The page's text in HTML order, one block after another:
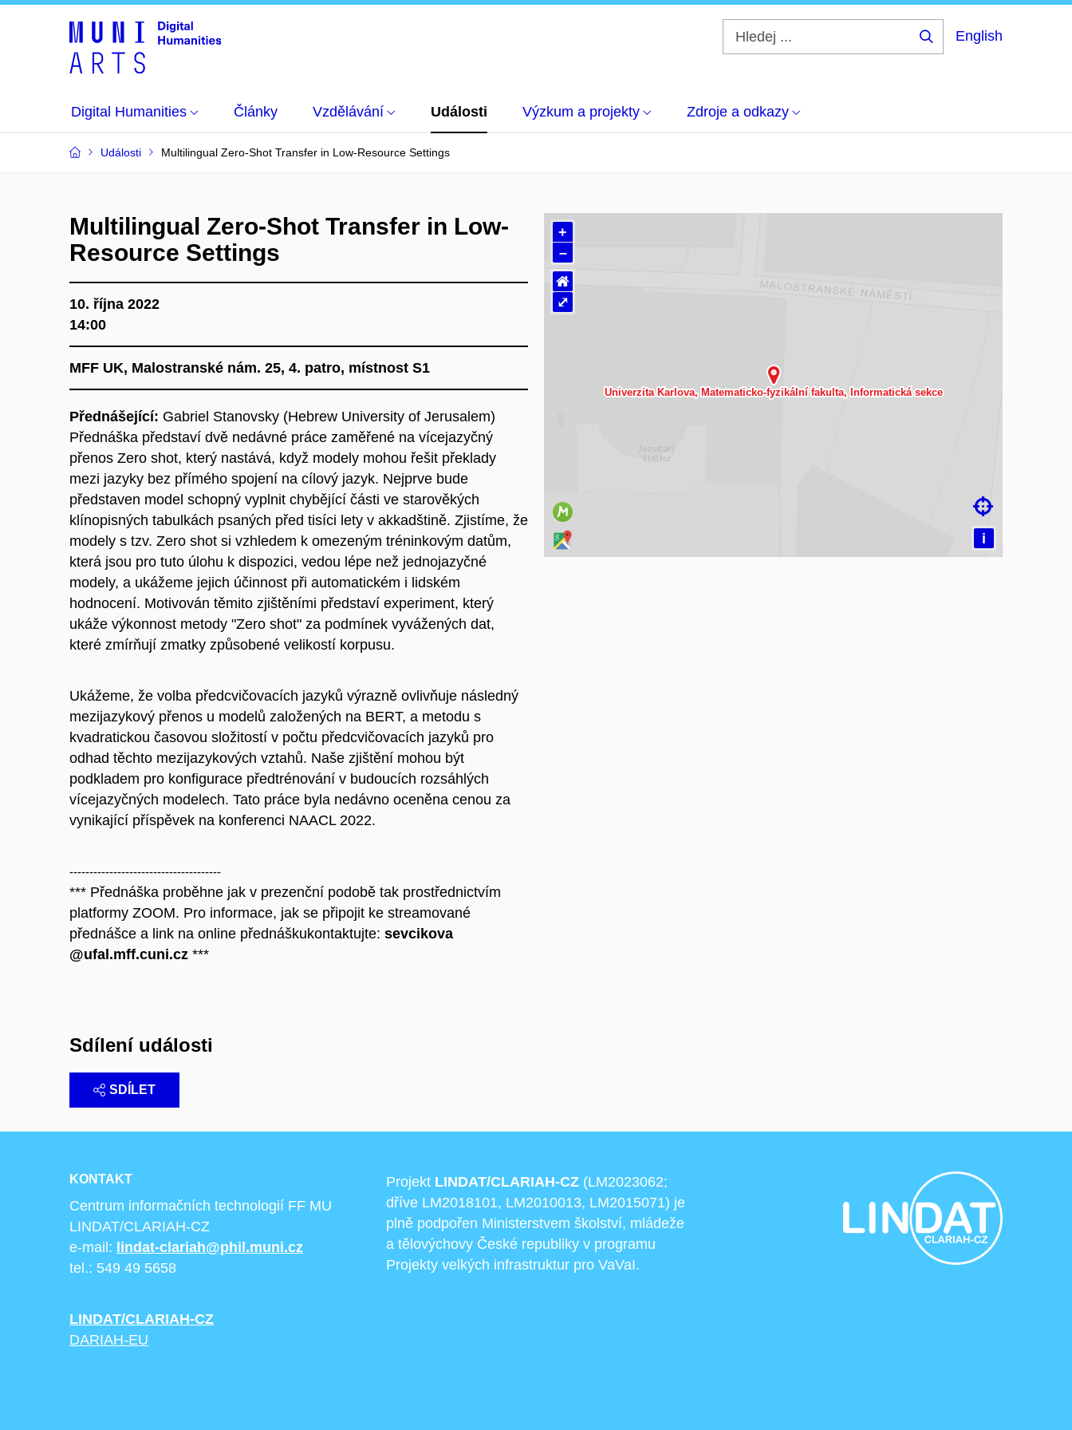
English
Digital Humanities Články Vzdělávání Události Výzkum a projekty Zdroje a odkazy
Události Multilingual Zero-Shot Transfer in Low-Resource Settings
Multilingual Zero-Shot Transfer in Low-
Resource Settings
10. října 2022
14:00
MFF UK, Malostranské nám. 25, 4. patro, místnost S1
Přednášející: Gabriel Stanovsky (Hebrew University of Jerusalem)
Přednáška představí dvě nedávné práce zaměřené na vícejazyčný
přenos Zero shot, který nastává, když modely mohou řešit překlady
mezi jazyky bez přímého spojení na cílový jazyk. Nejprve bude
představen model schopný vyplnit chybějící části ve starověkých
klínopisných tabulkách psaných před tisíci lety v akkadštině. Zjistíme, že
modely s tzv. Zero shot si vzhledem k omezeným tréninkovým datům,
která jsou pro tuto úlohu k dispozici, vedou lépe než jednojazyčné
modely, a ukážeme jejich účinnost při automatickém i lidském
hodnocení. Motivován těmito zjištěními představí experiment, který
ukáže výkonnost metody "Zero shot" za podmínek vyvážených dat,
které zmírňují zmatky způsobené velikostí korpusu.
Ukážeme, že volba předcvičovacích jazyků výrazně ovlivňuje následný
mezijazykový přenos u modelů založených na BERT, a metodu s
kvadratickou časovou složitostí v počtu předcvičovacích jazyků pro
odhad těchto mezijazykových vztahů. Naše zjištění mohou být
podkladem pro konfigurace předtrénování v budoucích rozsáhlých
vícejazyčných modelech. Tato práce byla nedávno oceněna cenou za
vynikající příspěvek na konferenci NAACL 2022.
--------------------------------------
*** Přednáška proběhne jak v prezenční podobě tak prostřednictvím
platformy ZOOM. Pro informace, jak se připojit ke streamované
přednášce a link na online přednáškukontaktujte: sevcikova
@ufal.mff.cuni.cz ***
Načítám mapu…
+
–
i

⌂
⤢
Sdílení události
SDÍLET
KONTAKT
Centrum informačních technologií FF MU
LINDAT/CLARIAH-CZ
e-mail: lindat-clariah@phil.muni.cz
tel.: 549 49 5658
LINDAT/CLARIAH-CZ
DARIAH-EU
ProjektLINDAT/CLARIAH-CZ(LM2023062;
dříve LM2018101, LM2010013, LM2015071) je
plně podpořen Ministerstvem školství, mládeže
a tělovýchovy České republiky v programu
Projekty velkých infrastruktur pro VaVaI.